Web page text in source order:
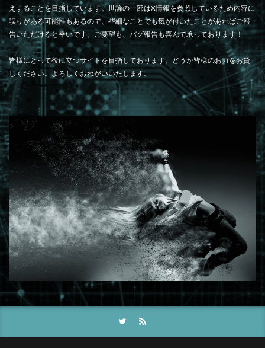
えすることを目指しています。世論の一部はX情報を参照しているため内容に
誤りがある可能性もあるので、些細なことでも気が付いたことがあればご報
告いただけると幸いです。ご要望も、バグ報告も喜んで承っております！
皆様にとって役に立つサイトを目指しております。どうか皆様のお力をお貸
しください。よろしくおねがいいたします。